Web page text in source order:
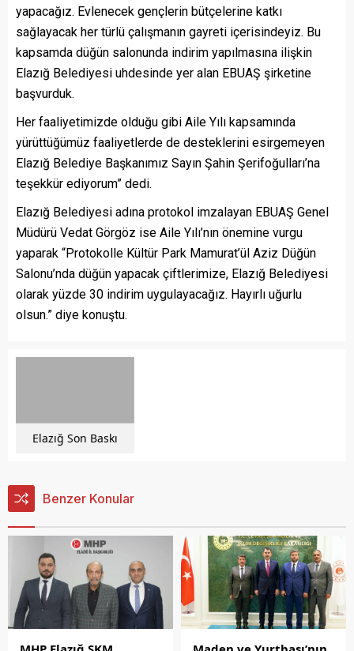
yapacağız. Evlenecek gençlerin bütçelerine katkı
sağlayacak her türlü çalışmanın gayreti içerisindeyiz. Bu
kapsamda düğün salonunda indirim yapılmasına ilişkin
Elazığ Belediyesi uhdesinde yer alan EBUAŞ şirketine
başvurduk.
Her faaliyetimizde olduğu gibi Aile Yılı kapsamında
yürüttüğümüz faaliyetlerde de desteklerini esirgemeyen
Elazığ Belediye Başkanımız Sayın Şahin Şerifoğulları’na
teşekkür ediyorum” dedi.
Elazığ Belediyesi adına protokol imzalayan EBUAŞ Genel
Müdürü Vedat Görgöz ise Aile Yılı’nın önemine vurgu
yaparak “Protokolle Kültür Park Mamurat’ül Aziz Düğün
Salonu’nda düğün yapacak çiftlerimize, Elazığ Belediyesi
olarak yüzde 30 indirim uygulayacağız. Hayırlı uğurlu
olsun.” diye konuştu.
Elazığ Son Baskı
Benzer Konular